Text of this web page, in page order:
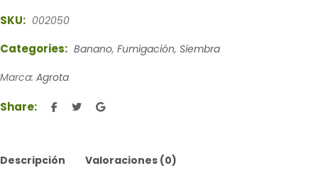
SKU: 002050
Categories: Banano, Fumigación, Siembra
Marca: Agrota
Share:
Descripción Valoraciones (0)